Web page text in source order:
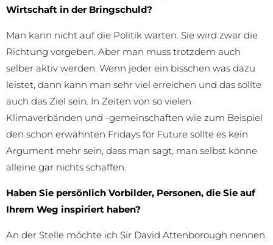
Wirtschaft in der Bringschuld?
Man kann nicht auf die Politik warten. Sie wird zwar die
Richtung vorgeben. Aber man muss trotzdem auch
selber aktiv werden. Wenn jeder ein bisschen was dazu
leistet, dann kann man sehr viel erreichen und das sollte
auch das Ziel sein. In Zeiten von so vielen
Klimaverbänden und -gemeinschaften wie zum Beispiel
den schon erwähnten Fridays for Future sollte es kein
Argument mehr sein, dass man sagt, man selbst könne
alleine gar nichts schaffen.
Haben Sie persönlich Vorbilder, Personen, die Sie auf
Ihrem Weg inspiriert haben?
An der Stelle möchte ich Sir David Attenborough nennen.